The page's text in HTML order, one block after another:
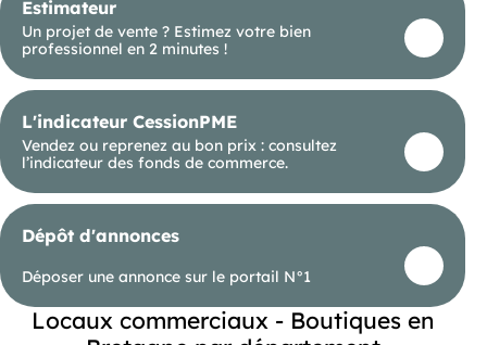
Estimateur
Un projet de vente ? Estimez votre bien
professionnel en 2 minutes !
L'indicateur CessionPME
Vendez ou reprenez au bon prix : consultez
l’indicateur des fonds de commerce.
Dépôt d'annonces
Déposer une annonce sur le portail N°1
Locaux commerciaux - Boutiques en